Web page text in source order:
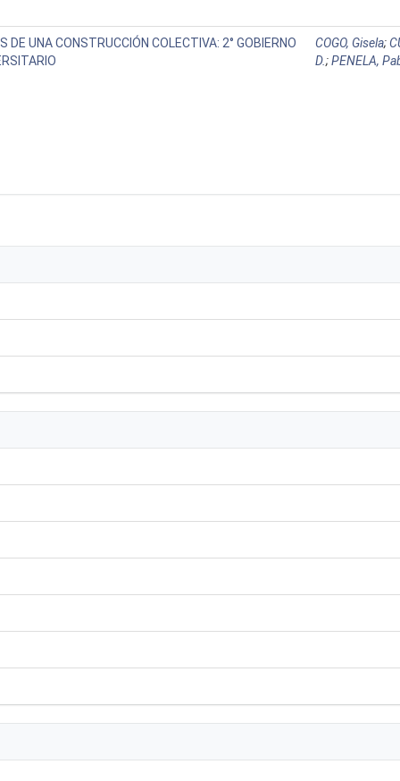
DE UNA CONSTRUCCIÓN COLECTIVA: 2° GOBIERNO
COGO, Gisela;
D.;PENELA,